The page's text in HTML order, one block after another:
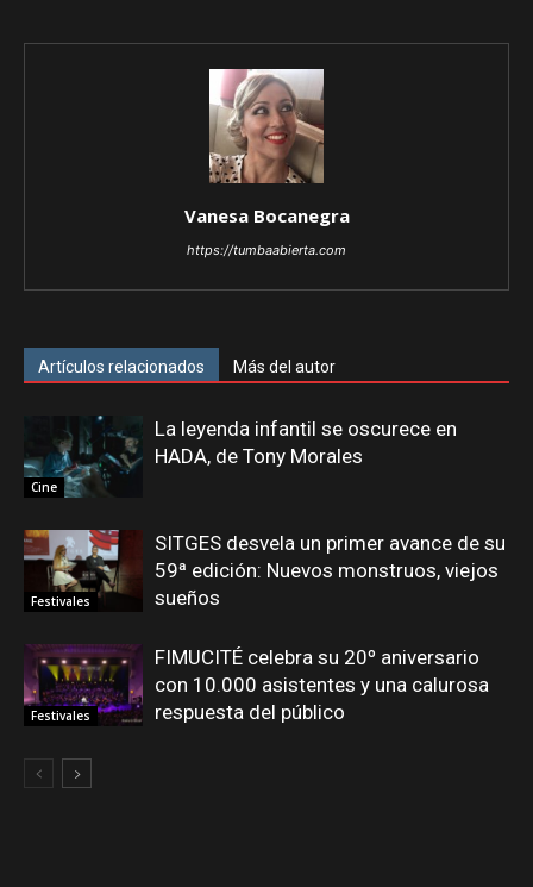
Vanesa Bocanegra
https://tumbaabierta.com
Artículos relacionados Más del autor
Cine
La leyenda infantil se oscurece en
HADA, de Tony Morales
Festivales
SITGES desvela un primer avance de su
59ª edición: Nuevos monstruos, viejos
sueños
Festivales
FIMUCITÉ celebra su 20º aniversario
con 10.000 asistentes y una calurosa
respuesta del público